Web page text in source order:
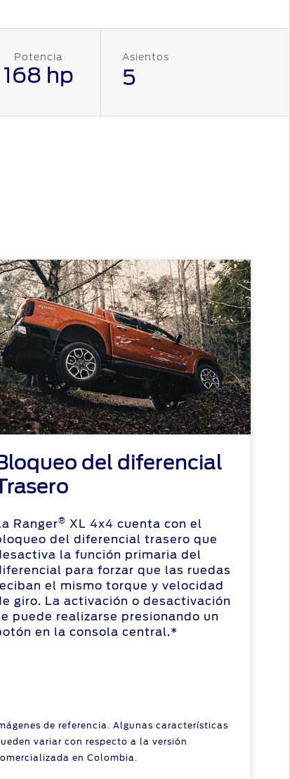
Potencia
168 hp
Asientos
5
del diferencial
Trasero
Ranger® XL 4x4 cuenta con el
del diferencial trasero que
la función primaria del
para forzar que las ruedas
el mismo torque y velocidad
giro. La activación o desactivación
puede realizarse presionando un
en la consola central.*
de referencia. Algunas características
variar con respecto a la versión
en Colombia.